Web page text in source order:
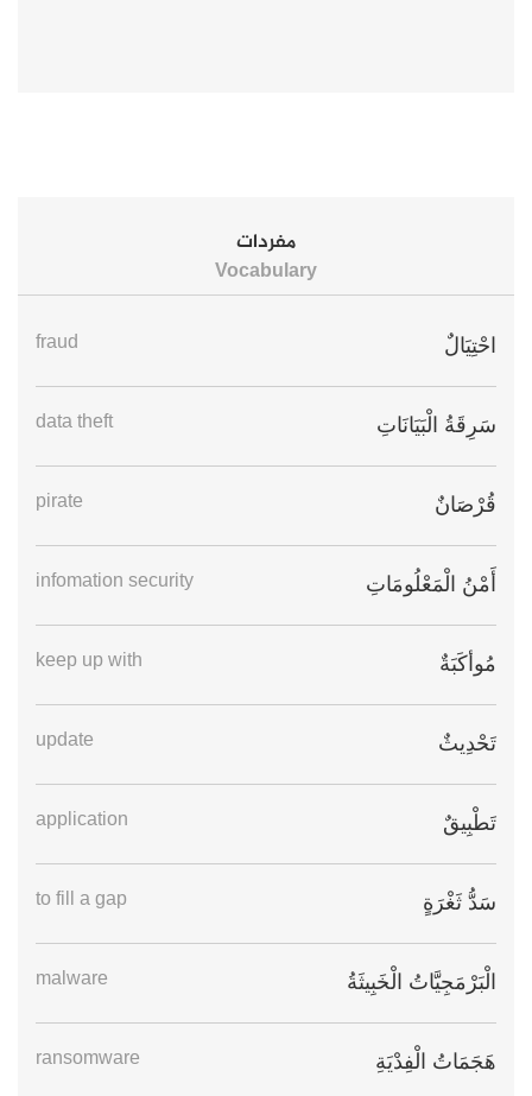
مفردات
Vocabulary
احْتِيَالٌ fraud
سَرِقَةُ الْبَيَانَاتِ data theft
قُرْصَانٌ pirate
أَمْنُ الْمَعْلُومَاتِ infomation security
مُوأكَبَةٌ keep up with
تَحْدِيثٌ update
تَطْبِيقٌ application
سَدُّ ثَغْرَةٍ to fill a gap
الْبَرْمَجِيَّاتُ الْخَبِيثَةُ malware
هَجَمَاتُ الْفِدْيَةِ ransomware